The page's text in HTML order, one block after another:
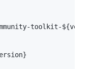
toolkit-